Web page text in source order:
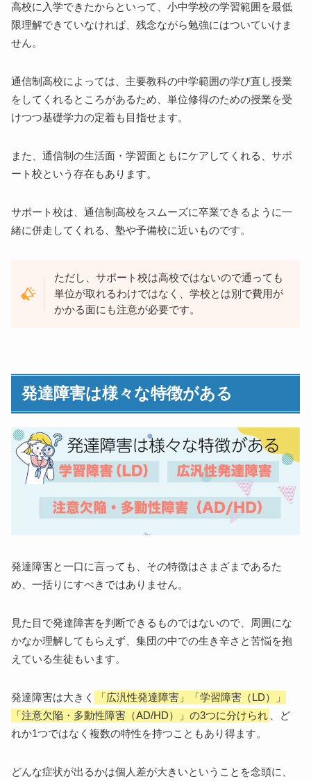
高校に入学できたからといって、小中学校の学習範囲を最低
限理解できていなければ、残念ながら勉強にはついていけま
せん。
通信制高校によっては、主要教科の中学範囲の学び直し授業
をしてくれるところがあるため、単位修得のための授業を受
けつつ基礎学力の定着も目指せます。
また、通信制の生活面・学習面ともにケアしてくれる、サポ
ート校という存在もあります。
サポート校は、通信制高校をスムーズに卒業できるように一
緒に併走してくれる、塾や予備校に近いものです。
ただし、サポート校は高校ではないので通っても
単位が取れるわけではなく、学校とは別で費用が
かかる面にも注意が必要です。
発達障害は様々な特徴がある
発達障害と一口に言っても、その特徴はさまざまであるた
め、一括りにすべきではありません。
見た目で発達障害を判断できるものではないので、周囲にな
かなか理解してもらえず、集団の中での生き辛さと苦悩を抱
えている生徒もいます。
発達障害は大きく
「広汎性発達障害」「学習障害（LD）」
「注意欠陥・多動性障害（AD/HD）」の3つに分けられ 、ど
れか1つではなく複数の特性を持つこともあり得ます。
どんな症状が出るかは個人差が大きいということを念頭に、